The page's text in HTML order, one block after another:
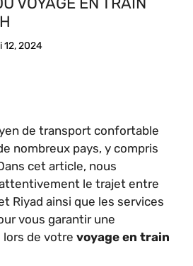
12, 2024
de transport confortable
nombreux pays, y compris
cet article, nous
le trajet entre
Riyad ainsi que les services
vous garantir une
de votre voyage en train